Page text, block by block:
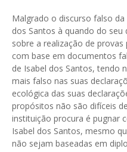
Malgrado o discurso falso da
dos Santos à quando do
sobre a realização de
com base em documentos
de Isabel dos Santos, tendo
mais falso nas suas
ecológica das suas
propósitos não são difíceis
instituição procura é pugnar
Isabel dos Santos, mesmo
não sejam baseadas em